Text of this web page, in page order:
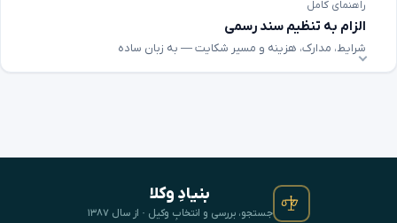
راهنمای کامل
الزام به تنظیم سند رسمی
شرایط، مدارک، هزینه و مسیر شکایت — به زبان ساده
بنیادِ وکلا
جستجو، بررسی و انتخابِ وکیل · از سال ۱۳۸۷